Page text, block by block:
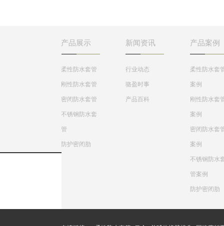
产品展示
柔性防水套管
刚性防水套管
密闭防水套管
不锈钢防水套
管
防护密闭肋
新闻资讯
行业动态
骆盈时事
产品百科
产品案例
柔性防水套
案例
刚性防水套
案例
密闭防水套
案例
不锈钢防水
管案例
防护密闭肋